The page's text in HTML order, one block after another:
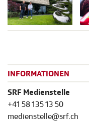
INFORMATIONEN
SRF Medienstelle
+41 58 135 13 50
medienstelle@srf.ch